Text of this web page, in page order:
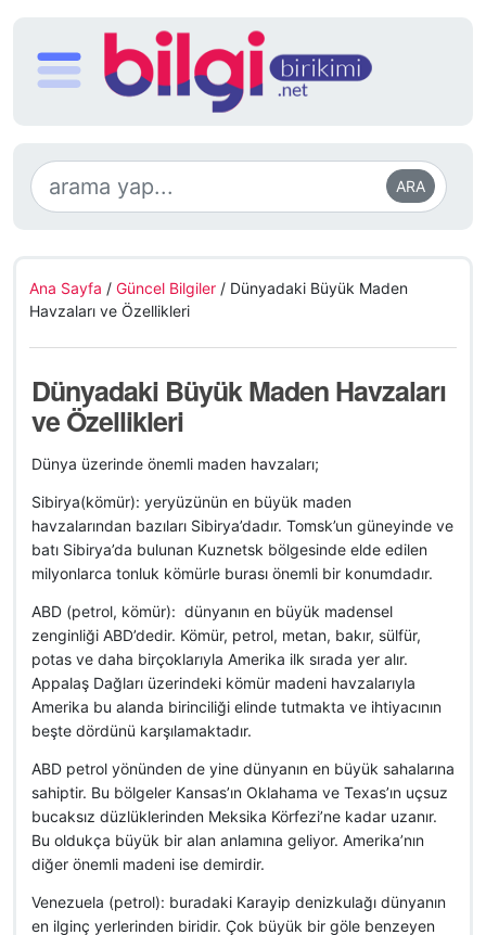
ARA
Ana Sayfa / Güncel Bilgiler / Dünyadaki Büyük Maden
Havzaları ve Özellikleri
Dünyadaki Büyük Maden Havzaları
ve Özellikleri
Dünya üzerinde önemli maden havzaları;
Sibirya(kömür): yeryüzünün en büyük maden
havzalarından bazıları Sibirya’dadır. Tomsk’un güneyinde ve
batı Sibirya’da bulunan Kuznetsk bölgesinde elde edilen
milyonlarca tonluk kömürle burası önemli bir konumdadır.
ABD (petrol, kömür): dünyanın en büyük madensel
zenginliği ABD’dedir. Kömür, petrol, metan, bakır, sülfür,
potas ve daha birçoklarıyla Amerika ilk sırada yer alır.
Appalaş Dağları üzerindeki kömür madeni havzalarıyla
Amerika bu alanda birinciliği elinde tutmakta ve ihtiyacının
beşte dördünü karşılamaktadır.
ABD petrol yönünden de yine dünyanın en büyük sahalarına
sahiptir. Bu bölgeler Kansas’ın Oklahama ve Texas’ın uçsuz
bucaksız düzlüklerinden Meksika Körfezi’ne kadar uzanır.
Bu oldukça büyük bir alan anlamına geliyor. Amerika’nın
diğer önemli madeni ise demirdir.
Venezuela (petrol): buradaki Karayip denizkulağı dünyanın
en ilginç yerlerinden biridir. Çok büyük bir göle benzeyen